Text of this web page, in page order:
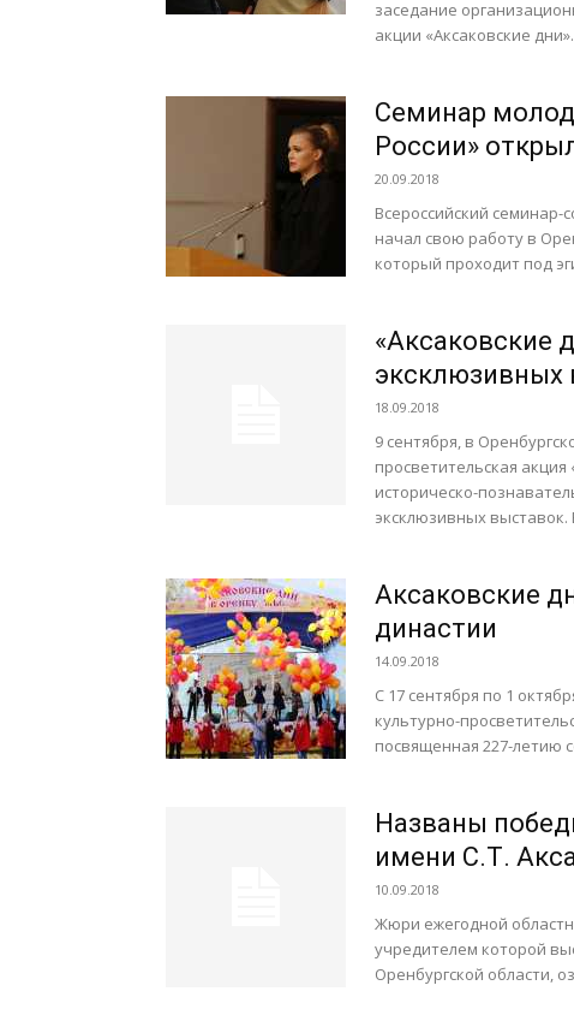
заседание
акции «Аксаковские
Семинар
России»
20.09.2018
Всероссийский
начал свою работу в
который проходит под
«Аксаковские
эксклюзивных
18.09.2018
9 сентября, в
просветительская
историческо-
эксклюзивных выставок.
Аксаковские
династии
14.09.2018
С 17 сентября по 1
культурно-
посвященная 227-летию
Названы
имени С.Т.
10.09.2018
Жюри ежегодной
учредителем которой
Оренбургской области,